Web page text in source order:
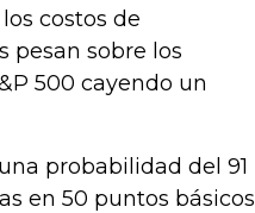
costos de
pesan sobre los
500 cayendo un
probabilidad del 91
en 50 puntos básicos